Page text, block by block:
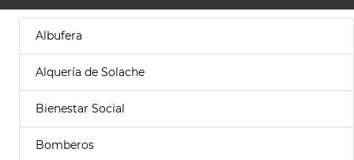
Albufera
Alquería de Solache
Bienestar Social
Bomberos